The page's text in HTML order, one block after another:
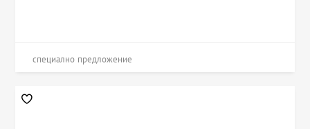
специално предложение